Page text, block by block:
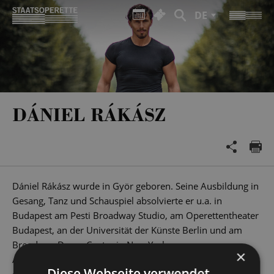
DE
DÁNIEL RÁKÁSZ
Dániel Rákász wurde in Györ geboren. Seine Ausbildung in
Gesang, Tanz und Schauspiel absolvierte er u.a. in
Budapest am Pesti Broadway Studio, am Operettentheater
Budapest, an der Universität der Künste Berlin und am
Broadway Dance Center in New York.
Als Solotänzer war er in seinem Heimatland u.a. in „Tanz
×